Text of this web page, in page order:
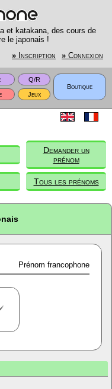
et katakana, des cours de
le japonais !
» Inscription » Connexion
Q/R
Boutique
Jeux
Demander un
prénom
Tous les prénoms
Prénom francophone